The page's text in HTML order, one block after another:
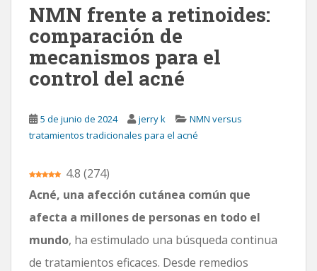
NMN frente a retinoides:
comparación de
mecanismos para el
control del acné
5 de junio de 2024 jerry k
NMN versus
tratamientos tradicionales para el acné
4.8 (274)
Acné, una afección cutánea común que
afecta a millones de personas en todo el
mundo, ha estimulado una búsqueda continua
de tratamientos eficaces. Desde remedios